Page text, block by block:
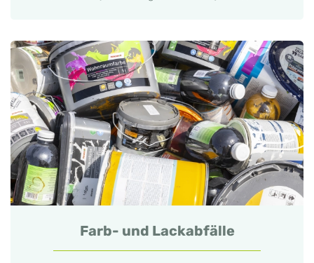
Farb- und Lackabfälle